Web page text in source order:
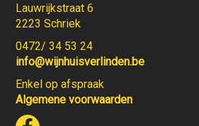
Lauwrijkstraat 6
2223 Schriek
0472/ 34 53 24
info@wijnhuisverlinden.be
Enkel op afspraak
Algemene voorwaarden